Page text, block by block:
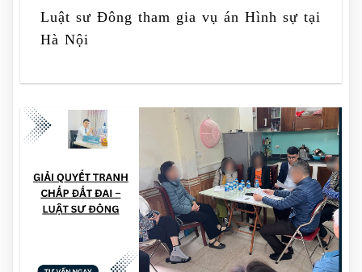
Luật sư Đông tham gia vụ án Hình sự tại
Hà Nội